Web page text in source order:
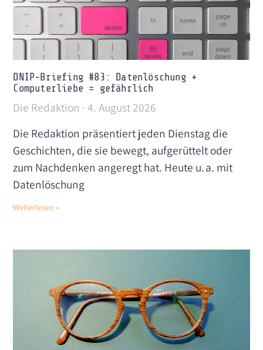
DNIP-Briefing #83: Datenlöschung +
Computerliebe = gefährlich
Die Redaktion 4. August 2026
Die Redaktion präsentiert jeden Dienstag die
Geschichten, die sie bewegt, aufgerüttelt oder
zum Nachdenken angeregt hat. Heute u. a. mit
Datenlöschung
Weiterlesen »